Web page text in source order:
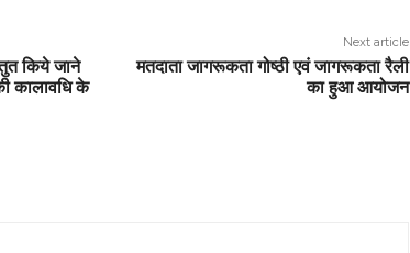
किये जाने
कालावधि के
Next article
मतदाता जागरूकता गोष्ठी एवं जागरूकता रैली
का हुआ आयोजन